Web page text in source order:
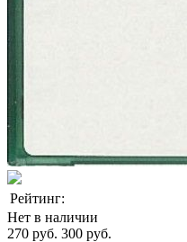
Рейтинг:
Нет в наличии
270 руб. 300 руб.